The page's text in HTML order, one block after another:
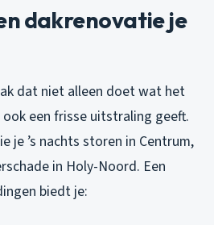
dakrenovatie je
dat niet alleen doet wat het
een frisse uitstraling geeft.
je ’s nachts storen in Centrum,
in Holy-Noord. Een
biedt je: